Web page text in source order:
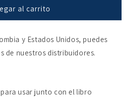
al carrito
y Estados Unidos, puedes
de nuestros distribuidores.
para usar junto con el libro